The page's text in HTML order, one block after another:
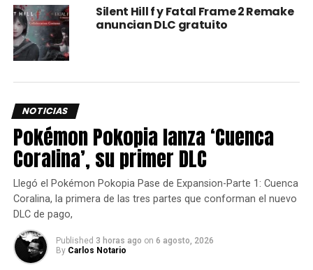
las Cuchillas con un nuevo Mercado Fantasma.
Durante el evento Eón de Estrellas (cuatro semanas de
ciclos de recompensas), los jugadores podrán desafiar al
Immortal. Forma grupo de hasta cuatro jugadores,
completa objetivos del evento y consigue recompensas
exclusivas.
Adéntrate en las Fisuras
Infestadas del choque entre
Diablo Immortal y StarCraft
Las Fisuras Antiguas pueden mutar durante Eón de
Silent Hill f y Fatal Frame 2 Remake
anuncian DLC gratuito
NOTICIAS
Pokémon Pokopia lanza ‘Cuenca
Coralina’, su primer DLC
Llegó el Pokémon Pokopia Pase de Expansion-Parte 1: Cuenca
Coralina, la primera de las tres partes que conforman el nuevo
DLC de pago,
Published 3 horas ago on 6 agosto, 2026
By Carlos Notario